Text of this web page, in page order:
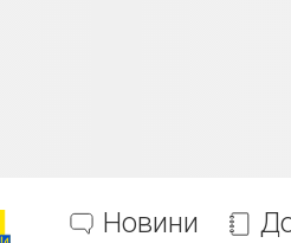
Новини